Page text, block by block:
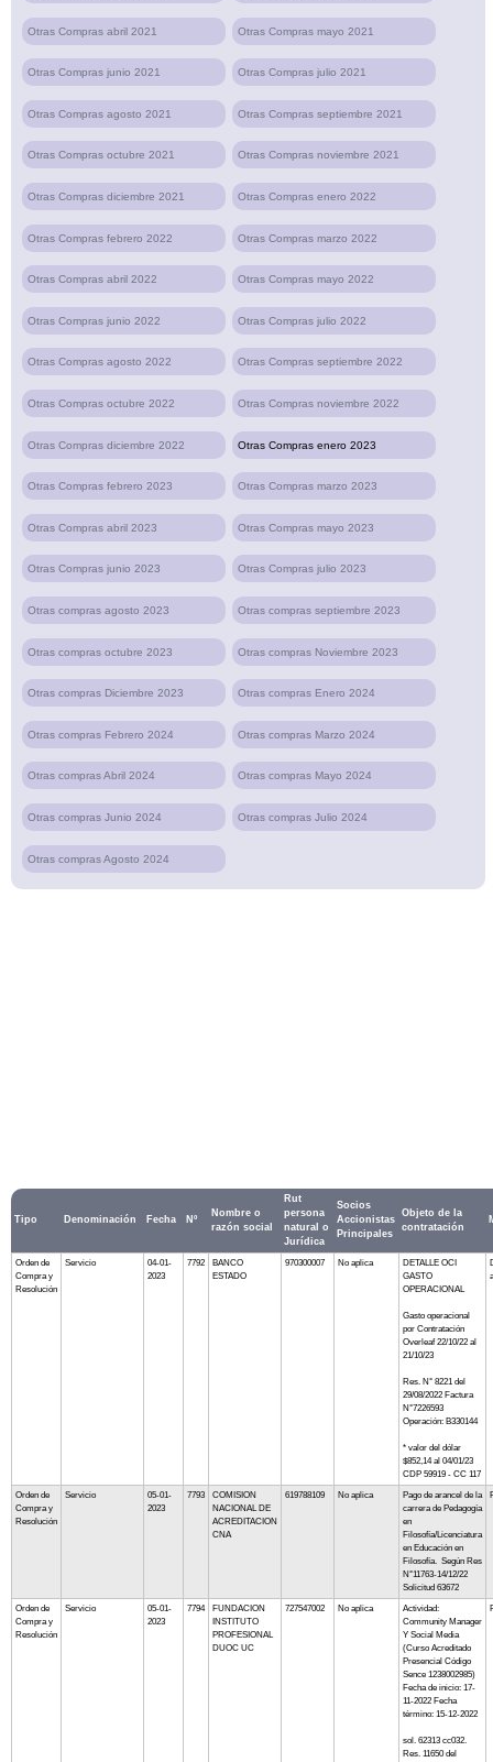
Otras Compras abril 2021 Otras Compras mayo 2021
Otras Compras junio 2021 Otras Compras julio 2021
Otras Compras agosto 2021 Otras Compras septiembre 2021
Otras Compras octubre 2021 Otras Compras noviembre 2021
Otras Compras diciembre 2021 Otras Compras enero 2022
Otras Compras febrero 2022 Otras Compras marzo 2022
Otras Compras abril 2022 Otras Compras mayo 2022
Otras Compras junio 2022 Otras Compras julio 2022
Otras Compras agosto 2022 Otras Compras septiembre 2022
Otras Compras octubre 2022 Otras Compras noviembre 2022
Otras Compras diciembre 2022 Otras Compras enero 2023
Otras Compras febrero 2023 Otras Compras marzo 2023
Otras Compras abril 2023 Otras Compras mayo 2023
Otras Compras junio 2023 Otras Compras julio 2023
Otras compras agosto 2023 Otras compras septiembre 2023
Otras compras octubre 2023 Otras compras Noviembre 2023
Otras compras Diciembre 2023 Otras compras Enero 2024
Otras compras Febrero 2024 Otras compras Marzo 2024
Otras compras Abril 2024 Otras compras Mayo 2024
Otras compras Junio 2024 Otras compras Julio 2024
Otras compras Agosto 2024
Tipo Denominación Fecha Nº
Nombre o
razón social
Rut
persona
natural o
Jurídica
Socios
Accionistas
Principales
Objeto de la
contratación
Orden de
Compra y
Resolución
Servicio
04-01-
2023
7792
BANCO
ESTADO
970300007 No aplica
DETALLE OCI
GASTO
OPERACIONAL
Gasto operacional
por Contratación
Overleaf 22/10/22 al
21/10/23
Res. N° 8221 del
29/08/2022 Factura
N°7226593
Operación: B330144
* valor del dólar
$852,14 al 04/01/23
CDP 59919 - CC 117
Orden de
Compra y
Resolución
Servicio
05-01-
2023
7793
COMISION
NACIONAL DE
ACREDITACION
CNA
619788109 No aplica
Pago de arancel de la
carrera de Pedagogía
en
Filosofía/Licenciatura
en Educación en
Filosofía. Según Res
N°11763-14/12/22
Solicitud 63672
Orden de
Compra y
Resolución
Servicio
05-01-
2023
7794
FUNDACION
INSTITUTO
PROFESIONAL
DUOC UC
727547002 No aplica
Actividad:
Community Manager
Y Social Media
(Curso Acreditado
Presencial Código
Sence 1238002985)
Fecha de inicio: 17-
11-2022 Fecha
término: 15-12-2022
sol. 62313 cc032.
Res. 11650 del